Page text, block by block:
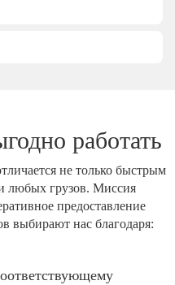
работать
не только быстрым
любых грузов. Миссия
предоставление
выбирают нас благодаря: